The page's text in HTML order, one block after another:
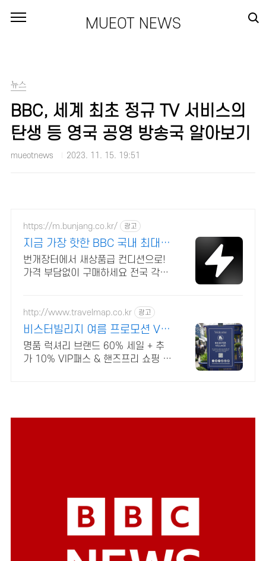
MUEOT NEWS
뉴스
BBC, 세계 최초 정규 TV 서비스의
탄생 등 영국 공영 방송국 알아보기
mueotnews 2023. 11. 15. 19:51
https://m.bunjang.co.kr/ 광고
지금 가장 핫한 BBC 국내 최대
브랜드 중고거래
번개장터에서 새상품급 컨디션으로!
가격 부담없이 구매하세요 전국 각지
http://www.travelmap.co.kr 광고
비스터빌리지 여름 프로모션 VIP
패스 10% 할인쿠폰
명품 럭셔리 브랜드 60% 세일 + 추
가 10% VIP패스 & 핸즈프리 쇼핑 제